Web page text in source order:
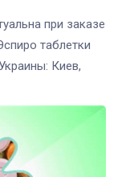
при заказе
таблетки
Киев,